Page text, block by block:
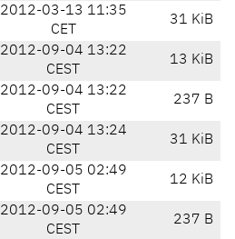
2012-03-13 11:35
CET
31 KiB
2012-09-04 13:22
CEST
13 KiB
2012-09-04 13:22
CEST
237 B
2012-09-04 13:24
CEST
31 KiB
2012-09-05 02:49
CEST
12 KiB
2012-09-05 02:49
CEST
237 B